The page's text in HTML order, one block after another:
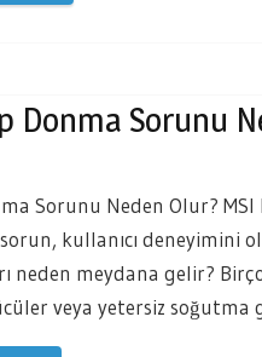
Donma Sorunu
Sorunu Neden Olur?
kullanıcı deneyimini
neden meydana gelir?
veya yetersiz